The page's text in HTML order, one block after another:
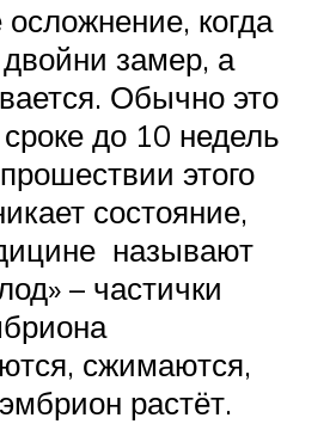
когда
замер, а
Обычно это
до 10 недель
этого
состояние,
называют
– частички
сжимаются,
растёт.